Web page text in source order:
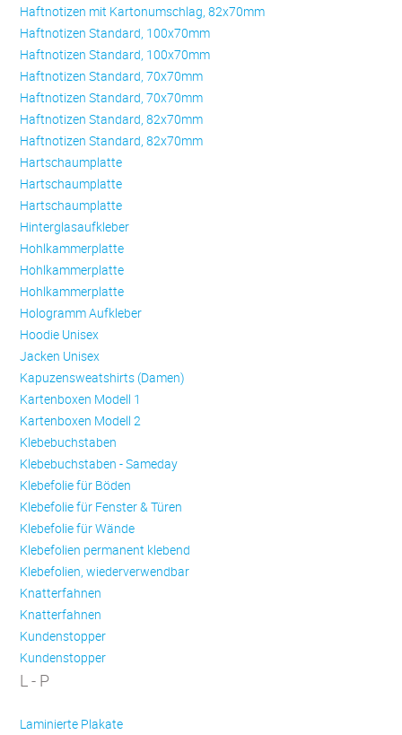
Haftnotizen mit Kartonumschlag, 82x70mm
Haftnotizen Standard, 100x70mm
Haftnotizen Standard, 100x70mm
Haftnotizen Standard, 70x70mm
Haftnotizen Standard, 70x70mm
Haftnotizen Standard, 82x70mm
Haftnotizen Standard, 82x70mm
Hartschaumplatte
Hartschaumplatte
Hartschaumplatte
Hinterglasaufkleber
Hohlkammerplatte
Hohlkammerplatte
Hohlkammerplatte
Hologramm Aufkleber
Hoodie Unisex
Jacken Unisex
Kapuzensweatshirts (Damen)
Kartenboxen Modell 1
Kartenboxen Modell 2
Klebebuchstaben
Klebebuchstaben - Sameday
Klebefolie für Böden
Klebefolie für Fenster & Türen
Klebefolie für Wände
Klebefolien permanent klebend
Klebefolien, wiederverwendbar
Knatterfahnen
Knatterfahnen
Kundenstopper
Kundenstopper
L - P
Laminierte Plakate